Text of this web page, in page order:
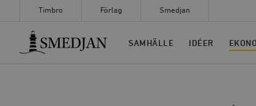
Timbro Förlag Smedjan
Timbro
SAMHÄLLE IDÉER